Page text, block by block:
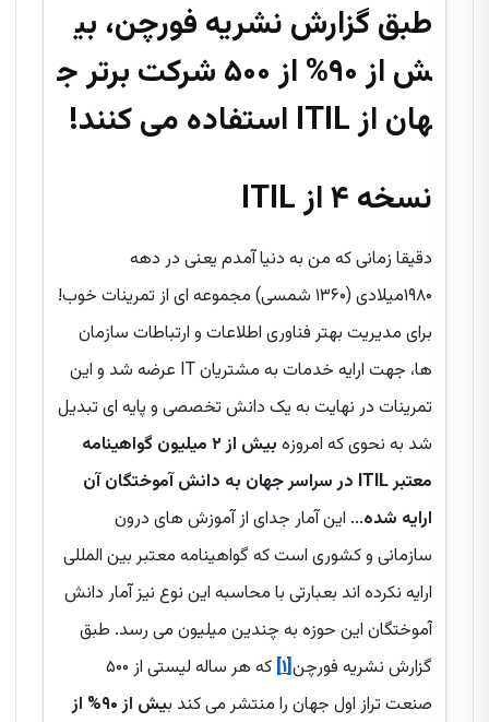
طبق گزارش نشریه فورچن، بی
ش از ۹۰% از ۵۰۰ شرکت برتر ج
هان از ITIL استفاده می کنند!
نسخه ۴ از ITIL
دقیقا زمانی که من به دنیا آمدم یعنی در دهه
۱۹۸۰میلادی (۱۳۶۰ شمسی) مجموعه ای از تمرینات خوب!
برای مدیریت بهتر فناوری اطلاعات و ارتباطات سازمان
ها، جهت ارایه خدمات به مشتریان IT عرضه شد و این
تمرینات در نهایت به یک دانش تخصصی و پایه ای تبدیل
شد به نحوی که امروزه
بیش از ۲ میلیون گواهینامه
معتبر ITIL در سراسر جهان به دانش آموختگان آن
ارایه شده... این آمار جدای از آموزش های درون
سازمانی و کشوری است که گواهینامه معتبر بین المللی
ارایه نکرده اند بعبارتی با محاسبه این نوع نیز آمار دانش
آموختگان این حوزه به چندین میلیون می رسد. طبق
گزارش نشریه فورچن[۱]
که هر ساله لیستی از ۵۰۰
صنعت تراز اول جهان را منتشر می کند ب
یش از ۹۰% از